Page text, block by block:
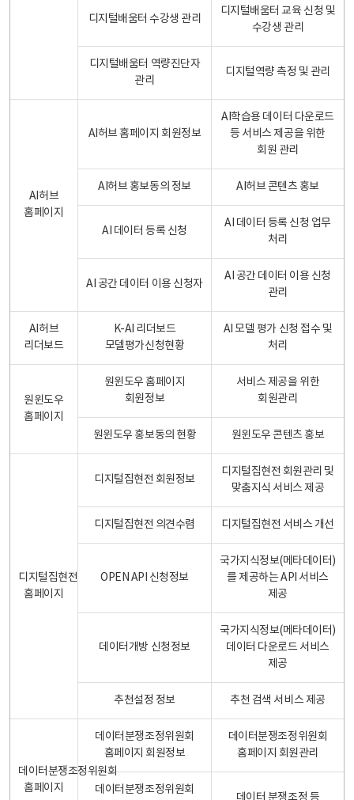
디지털배움터 수강생 관리
디지털배움터 교육 신청 및
수강생 관리
디지털배움터 역량진단자
관리
디지털역량 측정 및 관리
AI허브
홈페이지
AI허브 홈페이지 회원정보
AI학습용 데이터 다운로드
등 서비스 제공을 위한
회원 관리
AI허브 홍보동의 정보 AI허브 콘텐츠 홍보
AI 데이터 등록 신청
AI 데이터 등록 신청 업무
처리
AI 공간 데이터 이용 신청자
AI 공간 데이터 이용 신청
관리
AI허브
리더보드
K-AI 리더보드
모델평가신청현황
AI 모델 평가 신청 접수 및
처리
원윈도우
홈페이지
원윈도우 홈페이지
회원정보
서비스 제공을 위한
회원관리
원윈도우 홍보동의 현황 원윈도우 콘텐츠 홍보
디지털집현전
홈페이지
디지털집현전 회원정보
디지털집현전 회원관리 및
맞춤지식 서비스 제공
디지털집현전 의견수렴 디지털집현전 서비스 개선
OPEN API 신청정보
국가지식정보(메타데이터)
를 제공하는 API 서비스
제공
데이터개방 신청정보
국가지식정보(메타데이터)
데이터 다운로드 서비스
제공
추천설정 정보 추천 검색 서비스 제공
데이터분쟁조정위원회
홈페이지
데이터분쟁조정위원회
홈페이지 회원정보
데이터분쟁조정위원회
홈페이지 회원관리
데이터분쟁조정위원회